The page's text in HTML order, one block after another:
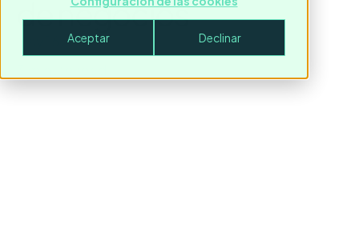
Aceptar Declinar
de negocios
May 16, 2023